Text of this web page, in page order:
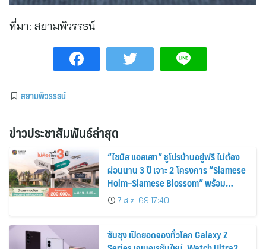
ที่มา: สยามพิวรรธน์
สยามพิวรรธน์
ข่าวประชาสัมพันธ์ล่าสุด
“ไซมิส แอสเสท” ชูโปรบ้านอยู่ฟรี ไม่ต้อง
ผ่อนนาน 3 ปี เจาะ 2 โครงการ “Siamese
Holm–Siamese Blossom” พร้อม
ส่วนลดและสิทธิพิเศษถึง 31 สิงหาคม
2569
7 ส.ค. 69 17:40
ซัมซุง เปิดยอดจองทั่วโลก Galaxy Z